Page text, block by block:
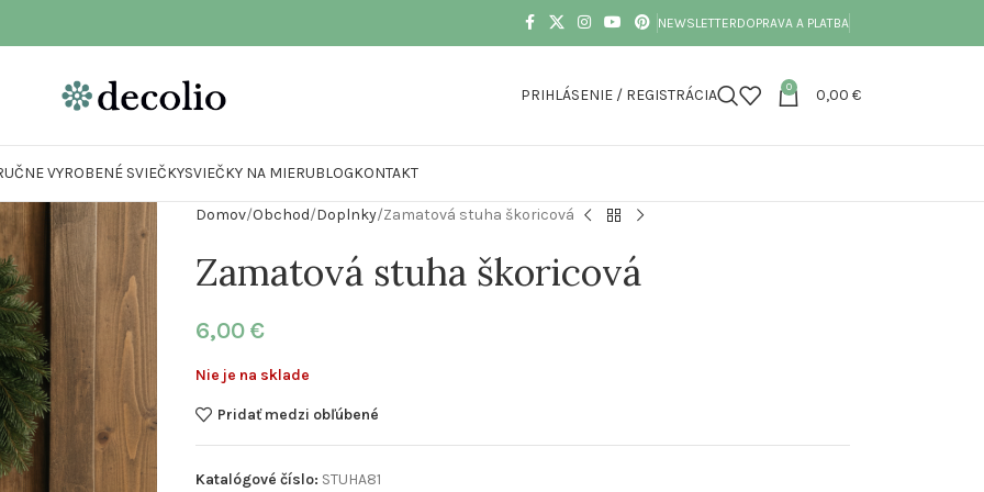
NEWSLETTERDOPRAVA A PLATBA
PRIHLÁSENIE / REGISTRÁCIA 0 0,00 €
VYROBENÉ SVIEČKYSVIEČKY NA MIERUBLOGKONTAKT
Domov Obchod Doplnky Zamatová stuha škoricová
Zamatová stuha škoricová
6,00 €
Nie je na sklade
Pridať medzi obľúbené
Katalógové číslo: STUHA81